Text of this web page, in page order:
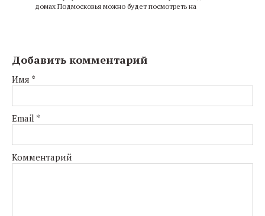
домах Подмосковья можно будет посмотреть на
Добавить комментарий
Имя *
Email *
Комментарий